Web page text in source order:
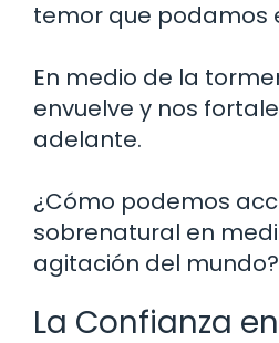
temor que podamos
En medio de la
envuelve y nos
adelante.
¿Cómo podemos
sobrenatural en
agitación del mundo?
La Confianza